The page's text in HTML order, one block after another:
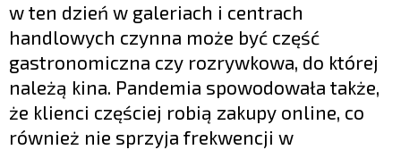
w ten dzień w galeriach i centrach
handlowych czynna może być część
gastronomiczna czy rozrywkowa, do której
należą kina. Pandemia spowodowała także,
że klienci częściej robią zakupy online, co
również nie sprzyja frekwencji w